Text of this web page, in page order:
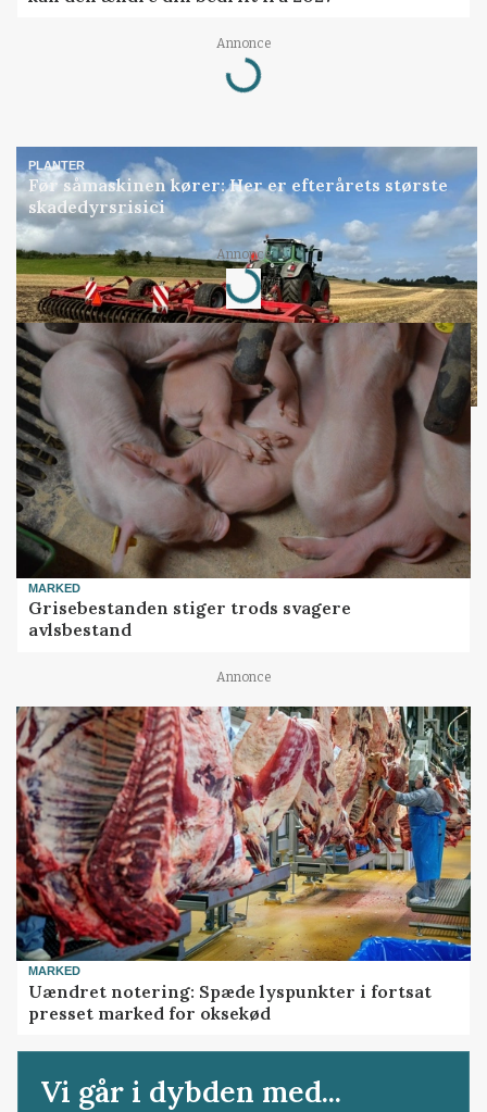
Annonce
Loading...
PLANTER
Før såmaskinen kører: Her er efterårets største
skadedyrsrisici
Annonce
Loading...
MARKED
Grisebestanden stiger trods svagere
avlsbestand
Annonce
MARKED
Uændret notering: Spæde lyspunkter i fortsat
presset marked for oksekød
Vi går i dybden med...